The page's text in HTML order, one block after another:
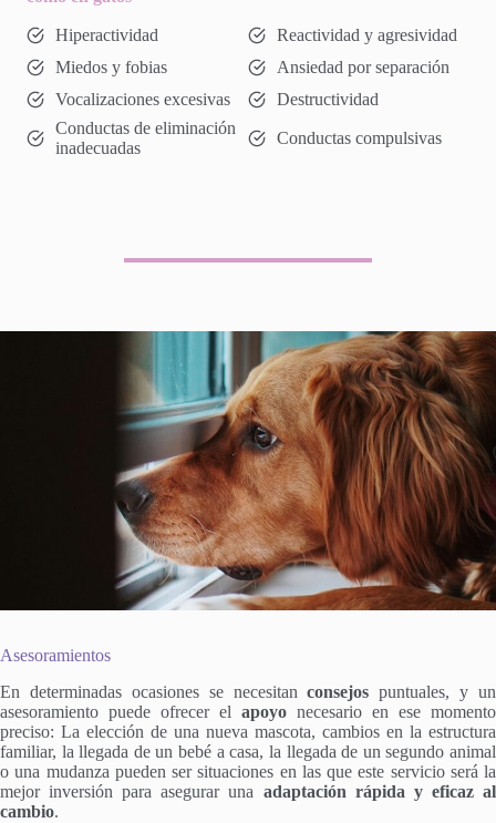
Hiperactividad
Reactividad y agresividad
Miedos y fobias
Ansiedad por separación
Vocalizaciones excesivas
Destructividad
Conductas de eliminación
inadecuadas
Conductas compulsivas
Asesoramientos
En determinadas ocasiones se necesitan consejos puntuales, y un
asesoramiento puede ofrecer el apoyo necesario en ese momento
preciso: La elección de una nueva mascota, cambios en la estructura
familiar, la llegada de un bebé a casa, la llegada de un segundo animal
o una mudanza pueden ser situaciones en las que este servicio será la
mejor inversión para asegurar una adaptación rápida y eficaz al
cambio.